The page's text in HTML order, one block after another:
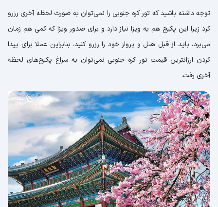
توجه داشته باشید که تور کره جنوبی را نمی‌توان به صورت لحظه آخری رزرو
کرد زیرا این پکیج هم به ویزا نیاز دارد و برای صدور ویزا که کمی هم زمان
می‌برد، باید از قبل هتل و پرواز خود را رزرو کنید. بنابراین عملا برای پیدا
کردن ارزانترین قیمت تور کره جنوبی نمی‌توان به سراغ پکیج‌های لحظه
آخری رفت.